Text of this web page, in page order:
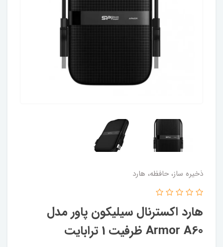
ذخیره ساز، حافظه، هارد
هارد اکسترنال سیلیکون پاور مدل
Armor A60 ظرفیت 1 ترابایت